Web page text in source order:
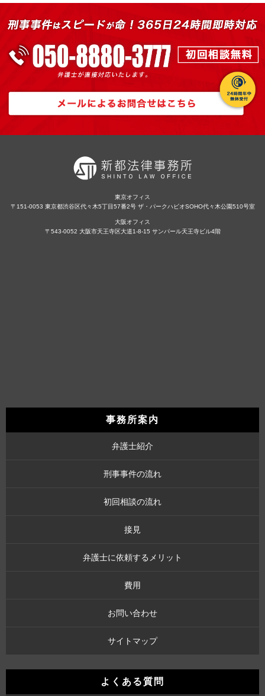
東京オフィス
〒151-0053 東京都渋谷区代々木5丁目57番2号 ザ・パークハビオSOHO代々木公園510号室
大阪オフィス
〒543-0052 大阪市天王寺区大道1-8-15 サンパール天王寺ビル4階
事務所案内
弁護士紹介
刑事事件の流れ
初回相談の流れ
接見
弁護士に依頼するメリット
費用
お問い合わせ
サイトマップ
よくある質問